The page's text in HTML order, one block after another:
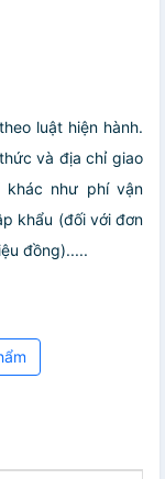
luật hiện hành.
và địa chỉ giao
khác như phí vận
khẩu (đối với đơn
đồng).....